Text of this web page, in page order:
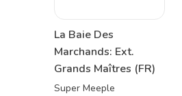
La Baie Des
Marchands: Ext.
Grands Maîtres (FR)
Super Meeple